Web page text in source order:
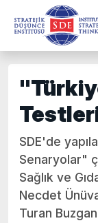
SDE'de
Senaryolar"
Sağlık ve
Necdet
Turan